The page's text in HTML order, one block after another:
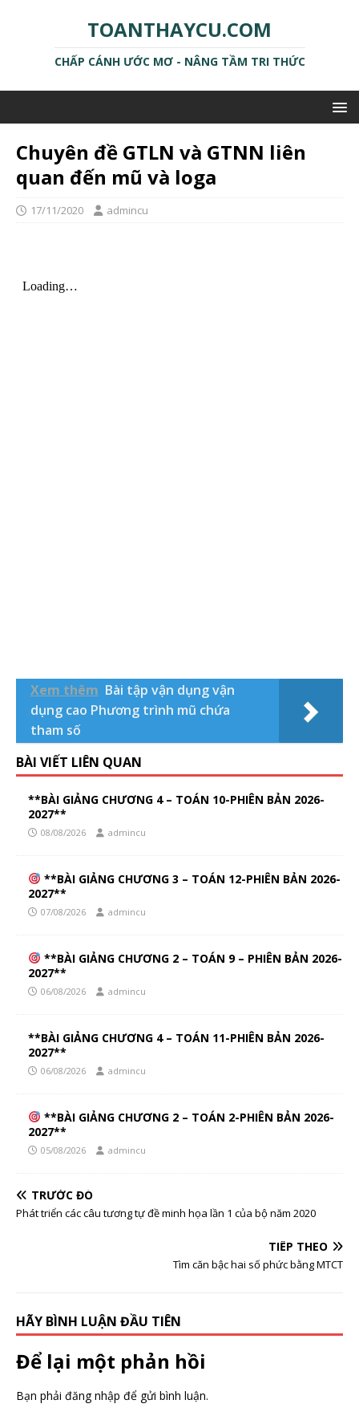
TOANTHAYCU.COM
CHẤP CÁNH ƯỚC MƠ - NÂNG TẦM TRI THỨC
Chuyên đề GTLN và GTNN liên
quan đến mũ và loga
17/11/2020 admincu
Xem thêm Bài tập vận dụng vận
dụng cao Phương trình mũ chứa
tham số
BÀI VIẾT LIÊN QUAN
**BÀI GIẢNG CHƯƠNG 4 – TOÁN 10-PHIÊN BẢN 2026-
2027**
08/08/2026 admincu
**BÀI GIẢNG CHƯƠNG 3 – TOÁN 12-PHIÊN BẢN 2026-
2027**
07/08/2026 admincu
**BÀI GIẢNG CHƯƠNG 2 – TOÁN 9 – PHIÊN BẢN 2026-
2027**
06/08/2026 admincu
**BÀI GIẢNG CHƯƠNG 4 – TOÁN 11-PHIÊN BẢN 2026-
2027**
06/08/2026 admincu
**BÀI GIẢNG CHƯƠNG 2 – TOÁN 2-PHIÊN BẢN 2026-
2027**
05/08/2026 admincu
TRƯỚC ĐÓ
Phát triển các câu tương tự đề minh họa lần 1 của bộ năm 2020
TIẾP THEO
Tìm căn bậc hai số phức bằng MTCT
HÃY BÌNH LUẬN ĐẦU TIÊN
Để lại một phản hồi
Bạn phải đăng nhập để gửi bình luận.